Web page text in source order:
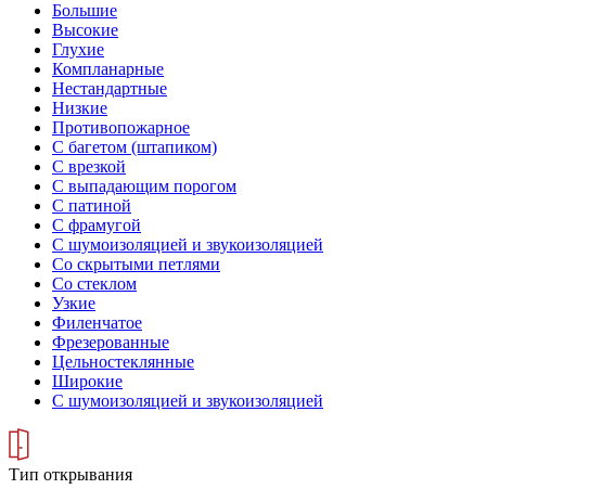
Большие
Высокие
Глухие
Компланарные
Нестандартные
Низкие
Противопожарное
С багетом (штапиком)
С врезкой
С выпадающим порогом
С патиной
С фрамугой
С шумоизоляцией и звукоизоляцией
Со скрытыми петлями
Со стеклом
Узкие
Филенчатое
Фрезерованные
Цельностеклянные
Широкие
С шумоизоляцией и звукоизоляцией
Тип открывания